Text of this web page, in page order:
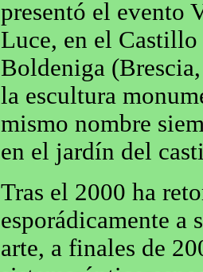
presentó el evento
Luce, en el Castillo
Boldeniga
la escultura
mismo nombre
en el jardín del
Tras el 2000 ha
esporádicamente a
arte, a finales de